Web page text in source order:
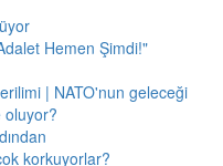
Hemen Şimdi!"
| NATO'nun geleceği
oluyor?
korkuyorlar?